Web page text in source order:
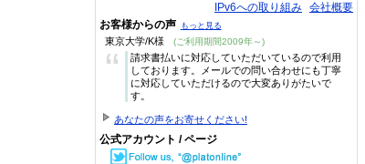
IPv6への取り組み 会社概要
お客様からの声 もっと見る
東京大学/K様 (ご利用期間2009年～)
“
請求書払いに対応していただいているので利用
しております。メールでの問い合わせにも丁寧
に対応していただけるので大変ありがたいで
す。
あなたの声をお寄せください!
公式アカウント / ページ